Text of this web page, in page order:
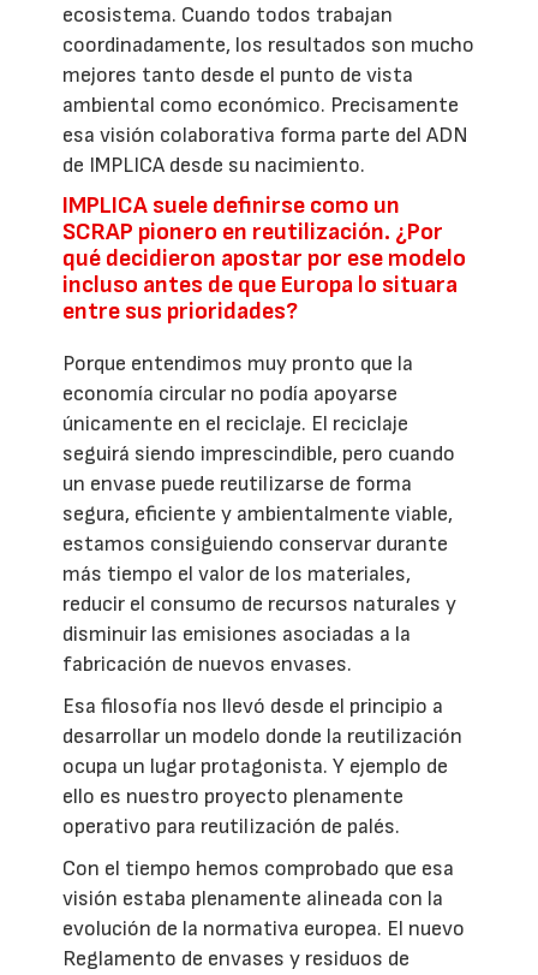
ecosistema. Cuando todos trabajan
coordinadamente, los resultados son mucho
mejores tanto desde el punto de vista
ambiental como económico. Precisamente
esa visión colaborativa forma parte del ADN
de IMPLICA desde su nacimiento.
IMPLICA suele definirse como un
SCRAP pionero en reutilización. ¿Por
qué decidieron apostar por ese modelo
incluso antes de que Europa lo situara
entre sus prioridades?
Porque entendimos muy pronto que la
economía circular no podía apoyarse
únicamente en el reciclaje. El reciclaje
seguirá siendo imprescindible, pero cuando
un envase puede reutilizarse de forma
segura, eficiente y ambientalmente viable,
estamos consiguiendo conservar durante
más tiempo el valor de los materiales,
reducir el consumo de recursos naturales y
disminuir las emisiones asociadas a la
fabricación de nuevos envases.
Esa filosofía nos llevó desde el principio a
desarrollar un modelo donde la reutilización
ocupa un lugar protagonista. Y ejemplo de
ello es nuestro proyecto plenamente
operativo para reutilización de palés.
Con el tiempo hemos comprobado que esa
visión estaba plenamente alineada con la
evolución de la normativa europea. El nuevo
Reglamento de envases y residuos de